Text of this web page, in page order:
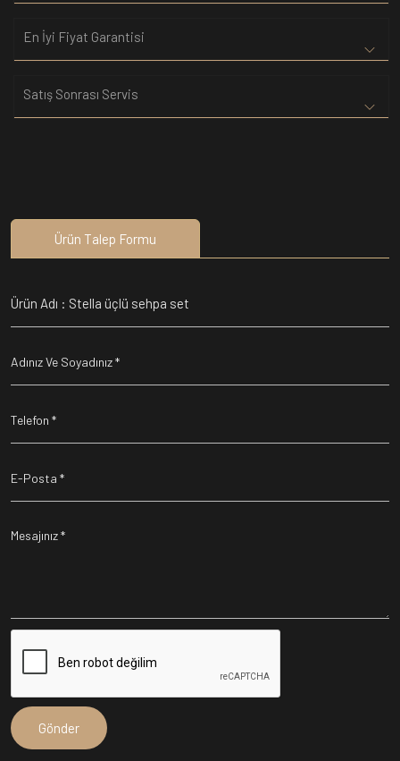
En İyi Fiyat Garantisi
Satış Sonrası Servis
Ürün Talep Formu